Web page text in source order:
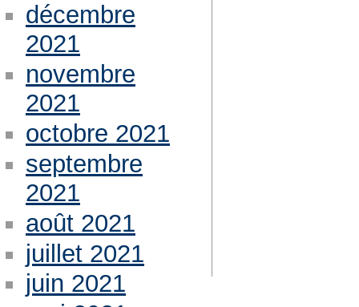
décembre
2021
novembre
2021
octobre 2021
septembre
2021
août 2021
juillet 2021
juin 2021